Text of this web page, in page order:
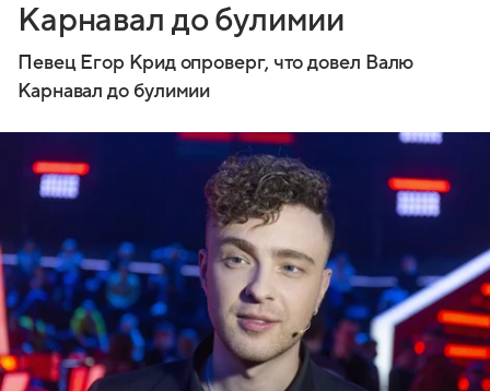
Карнавал до булимии
Певец Егор Крид опроверг, что довел Валю
Карнавал до булимии